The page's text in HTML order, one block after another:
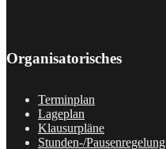
Organisatorisches
Terminplan
Lageplan
Klausurpläne
Stunden-/Pausenregelung